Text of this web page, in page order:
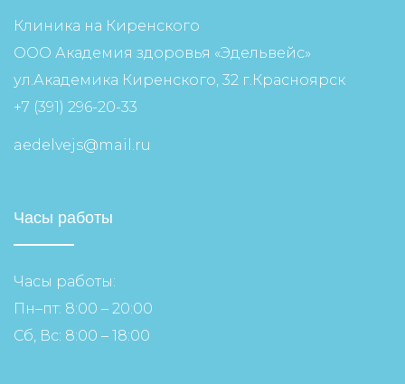
Клиника на Киренского
ООО Академия здоровья «Эдельвейс»
ул.Академика Киренского, 32 г.Красноярск
+7 (391) 296-20-33
aedelvejs@mail.ru
Часы работы
Часы работы:
Пн–пт: 8:00 – 20:00
Сб, Вс: 8:00 – 18:00